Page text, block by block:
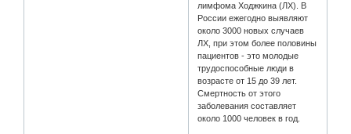
лимфома Ходжкина (ЛХ). В
России ежегодно выявляют
около 3000 новых случаев
ЛХ, при этом более половины
пациентов - это молодые
трудоспособные люди в
возрасте от 15 до 39 лет.
Смертность от этого
заболевания составляет
около 1000 человек в год.